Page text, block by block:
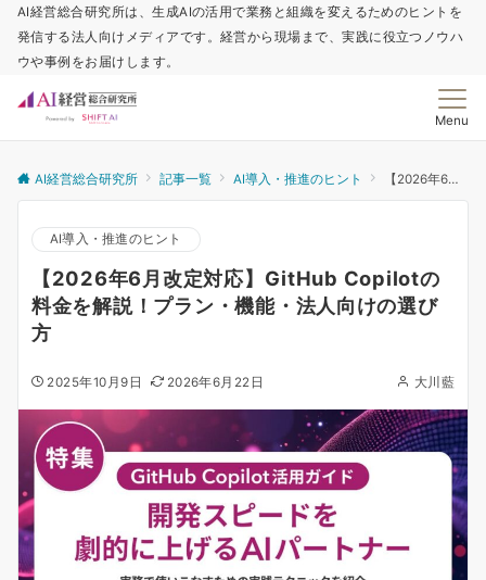
AI経営総合研究所は、生成AIの活用で業務と組織を変えるためのヒントを
発信する法人向けメディアです。経営から現場まで、実践に役立つノウハ
ウや事例をお届けします。
Menu
AI経営総合研究所 記事一覧 AI導入・推進のヒント 【2026年6月改定対応】GitHub Copilotの料金を解説！プラン・機能・法人向けの選び方
AI導入・推進のヒント
【2026年6月改定対応】GitHub Copilotの
料金を解説！プラン・機能・法人向けの選び
方
2025年10月9日 2026年6月22日 大川藍